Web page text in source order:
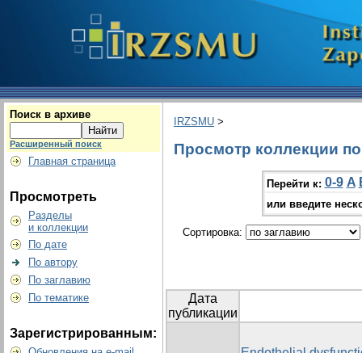
Поиск в архиве
Расширенный поиск
Главная страница
Просмотреть
Разделы
и коллекции
По дате
По автору
По заглавию
По тематике
Зарегистрированным:
IRZSMU >
Просмотр коллекции
Перейти к: 0-9 A
или введите
Сортировка:
Дата
публикации